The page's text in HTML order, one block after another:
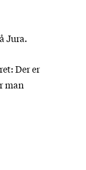
Jura.
Der er
man